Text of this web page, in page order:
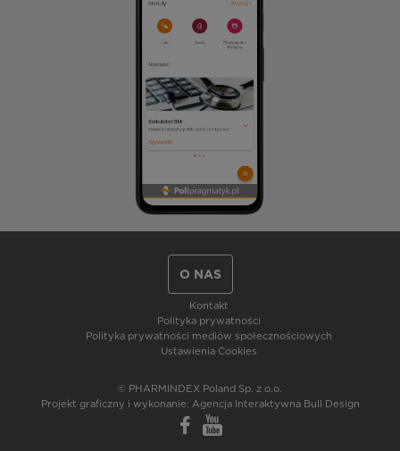
O NAS
Kontakt
Polityka prywatności
Polityka prywatności mediów społecznościowych
Ustawienia Cookies
© PHARMINDEX Poland Sp. z o.o.
Projekt graficzny i wykonanie: Agencja Interaktywna Bull Design